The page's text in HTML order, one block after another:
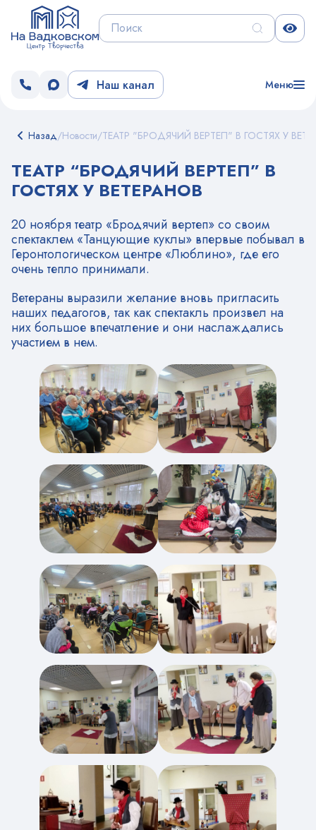
Наш канал Меню
Назад/Новости/ТЕАТР "БРОДЯЧИЙ ВЕРТЕП" В ГОСТЯХ У
ТЕАТР “БРОДЯЧИЙ ВЕРТЕП” В
ГОСТЯХ У ВЕТЕРАНОВ
20 ноября театр «Бродячий вертеп» со своим
спектаклем «Танцующие куклы» впервые побывал в
Геронтологическом центре «Люблино», где его
очень тепло принимали.
Ветераны выразили желание вновь пригласить
наших педагогов, так как спектакль произвел на
них большое впечатление и они наслаждались
участием в нем.